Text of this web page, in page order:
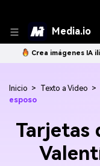
Media.io
Crea imágenes IA
Inicio > Texto a Video >
esposo
Tarjetas